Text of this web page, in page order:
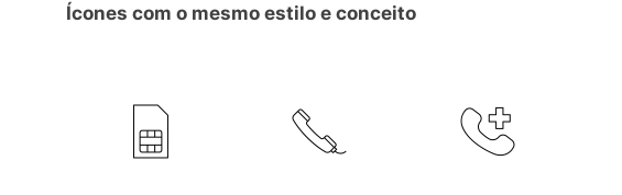
Ícones com o mesmo estilo e conceito